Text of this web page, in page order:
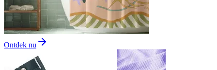
Ontdek nu